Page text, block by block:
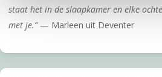
staat het in de slaapkamer en elke
met je.”— Marleen uit Deventer